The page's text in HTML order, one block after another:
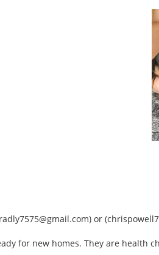
or
for new homes. They are health